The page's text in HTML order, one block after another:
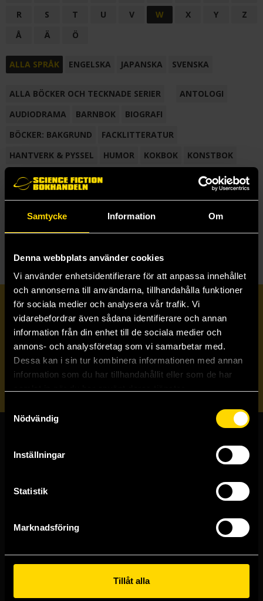
Samtycke Information Om
Denna webbplats använder cookies
Vi använder enhetsidentifierare för att anpassa innehållet
och annonserna till användarna, tillhandahålla funktioner
för sociala medier och analysera vår trafik. Vi
vidarebefordrar även sådana identifierare och annan
information från din enhet till de sociala medier och
annons- och analysföretag som vi samarbetar med.
Dessa kan i sin tur kombinera informationen med annan
information som du har tillhandahållit eller som de har
Nödvändig
Inställningar
Statistik
Marknadsföring
Tillåt alla
R
S T U V W X Y
Z
Å
Ä Ö
ALLA SPRÅK ENGELSKA JAPANSKA SVENSKA
ALLA BÖCKER OCH TECKNADE SERIER
ANTOLOGI
AUDIODRAMA
BARNBOK
BIOGRAFI
BÖCKER: BAKGRUND
FACKLITTERATUR
HANTVERK & PYSSEL
HUMOR KOKBOK
KONSTBOK
KORTROMAN
LÄROBOK
NOVELL
SAMLINGSVOLYM
TECKNA & MÅLA TECKNAD SERIE
Prenumerera på vårt nyhetsbrev
Veckobrevet
Skicka
Butiker & kundtjänst
Västerlånggatan 48
Göteborgsbutiken
Kungsgatan 19
Malmöbutiken